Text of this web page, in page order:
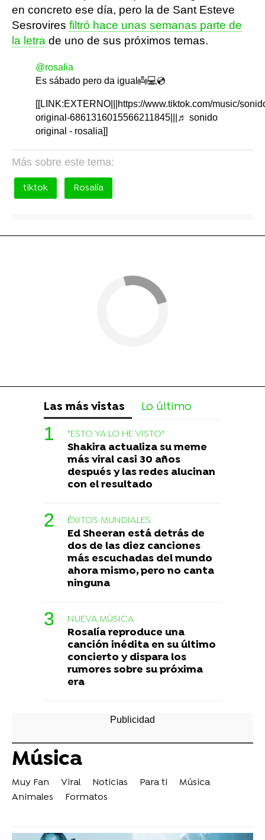
en concreto ese día, pero la de Sant Esteve
Sesrovires filtró hace unas semanas parte de
la letra de uno de sus próximos temas.
@rosalia
Es sábado pero da igual👼💻💿
[[LINK:EXTERNO|||https://www.tiktok.com/music/
original-6861316015566211845|||♬ sonido
original - rosalia]]
Más sobre este tema:
tiktok Rosalía
Las más vistas Lo último
"ESTO YA LO HE VISTO"
Shakira actualiza su meme
más viral casi 30 años
después y las redes alucinan
con el resultado
ÉXITOS MUNDIALES
Ed Sheeran está detrás de
dos de las diez canciones
más escuchadas del mundo
ahora mismo, pero no canta
ninguna
NUEVA MÚSICA
Rosalía reproduce una
canción inédita en su último
concierto y dispara los
rumores sobre su próxima
era
Música
Muy Fan Viral Noticias Para ti
Música
Animales
Formatos